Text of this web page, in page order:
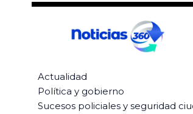
Actualidad
Política y gobierno
Sucesos policiales y seguridad